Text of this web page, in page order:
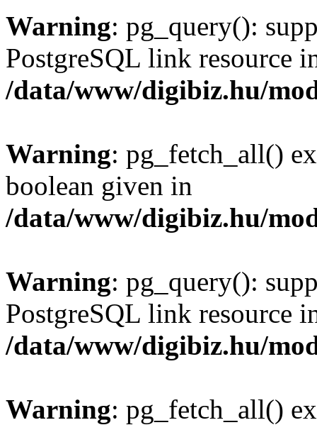
Warning: pg_query():
PostgreSQL link resource
/data/www/digibiz.hu/
Warning: pg_fetch_all()
boolean given in
/data/www/digibiz.hu/
Warning: pg_query():
PostgreSQL link resource
/data/www/digibiz.hu/
Warning: pg_fetch_all()